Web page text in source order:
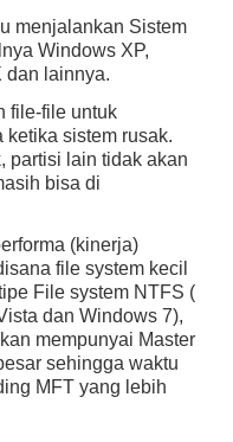
menjalankan Sistem
Windows XP,
dan lainnya.
file-file untuk
ketika sistem rusak.
partisi lain tidak akan
bisa di
(kinerja)
file system kecil
File system NTFS (
dan Windows 7),
mempunyai Master
sehingga waktu
MFT yang lebih